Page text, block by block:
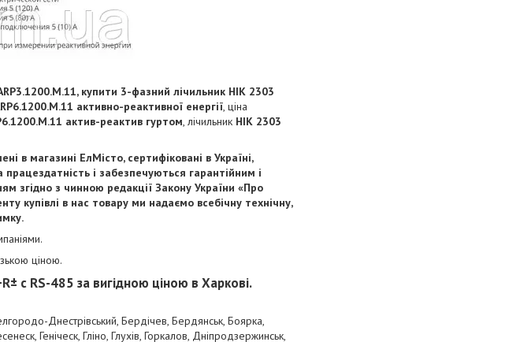
купити 3-фазний лічильник НІК 2303
активно-реактивної енергії, ціна
актив-реактив гуртом, лічильник НІК 2303
в магазині ЕлМісто, сертифіковані в Україні,
працездатність і забезпечуються гарантійним і
згідно з чинною редакції Закону України «Про
купівлі в нас товару ми надаємо всебічну технічну,
ціною.
с RS-485 за вигідною ціною в Харкові.
Днестрівський, Бердічев, Бердянськ, Боярка,
Геніческ, Гліно, Глухів, Горкалов, Дніпродзержинськ,